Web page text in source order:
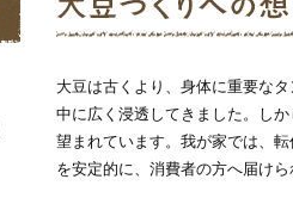
大豆は古くより、身体に重要な
中に広く浸透してきました。し
望まれています。我が家では、
を安定的に、消費者の方へ届け